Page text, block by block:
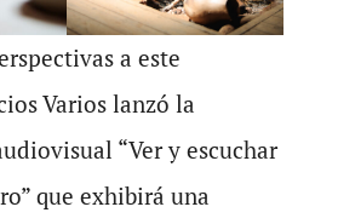
a este
Varios lanzó la
“Ver y escuchar
que exhibirá una